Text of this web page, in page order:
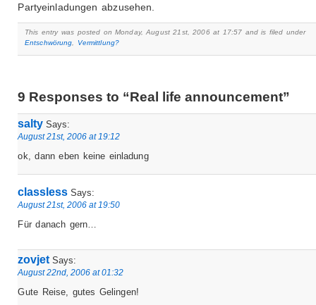
Partyeinladungen abzusehen.
This entry was posted on Monday, August 21st, 2006 at 17:57 and is filed under
Entschwörung
Vermittlung?
9 Responses to “Real life announcement”
salty Says:
August 21st, 2006 at 19:12
ok, dann eben keine einladung
classless Says:
August 21st, 2006 at 19:50
Für danach gern…
zovjetSays:
August 22nd, 2006 at 01:32
Gute Reise, gutes Gelingen!